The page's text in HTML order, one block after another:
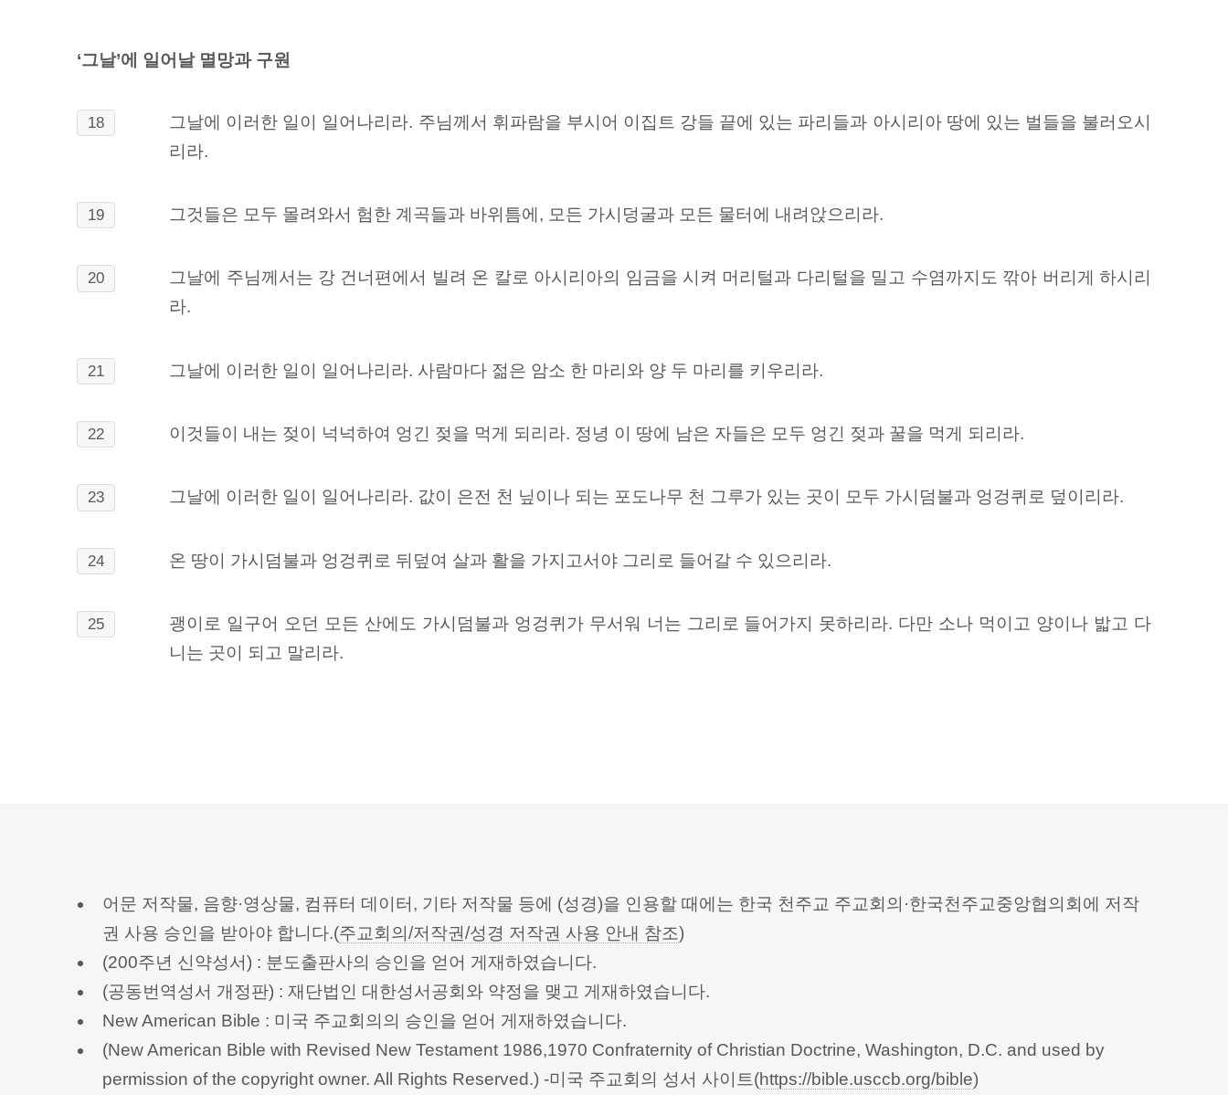
‘그날’에 일어날 멸망과 구원
18 그날에 이러한 일이 일어나리라. 주님께서 휘파람을 부시어 이집트 강들 끝에 있는 파리들과 아시리아 땅에 있는 벌들을 불러오시
리라.
19 그것들은 모두 몰려와서 험한 계곡들과 바위틈에, 모든 가시덩굴과 모든 물터에 내려앉으리라.
20 그날에 주님께서는 강건너편에서 빌려 온 칼로 아시리아의 임금을 시켜 머리털과 다리털을 밀고 수염까지도 깎아 버리게 하시리
라.
21 그날에 이러한 일이 일어나리라. 사람마다 젊은 암소 한 마리와 양 두 마리를 키우리라.
22 이것들이 내는 젖이 넉넉하여 엉긴 젖을 먹게 되리라. 정녕 이 땅에 남은 자들은 모두 엉긴 젖과 꿀을 먹게 되리라.
23 그날에 이러한 일이 일어나리라. 값이 은전 천 닢이나 되는 포도나무 천 그루가 있는 곳이 모두 가시덤불과 엉겅퀴로 덮이리라.
24 온 땅이 가시덤불과 엉겅퀴로 뒤덮여 살과 활을 가지고서야 그리로 들어갈 수 있으리라.
25 괭이로 일구어 오던 모든 산에도 가시덤불과 엉겅퀴가 무서워 너는 그리로 들어가지 못하리라. 다만 소나 먹이고 양이나 밟고 다
니는 곳이 되고 말리라.
어문 저작물, 음향·영상물, 컴퓨터 데이터, 기타 저작물 등에 (성경)을 인용할 때에는 한국 천주교 주교회의·한국천주교중앙협의회에 저작
권 사용 승인을 받아야 합니다.(주교회의/저작권/성경 저작권 사용 안내 참조)
(200주년 신약성서) : 분도출판사의 승인을 얻어 게재하였습니다.
(공동번역성서 개정판) : 재단법인 대한성서공회와 약정을 맺고 게재하였습니다.
New American Bible : 미국 주교회의의 승인을 얻어 게재하였습니다.
(New American Bible with Revised New Testament 1986,1970 Confraternity of Christian Doctrine, Washington, D.C. and used by
permission of the copyright owner. All Rights Reserved.) -미국 주교회의 성서 사이트(https://bible.usccb.org/bible)